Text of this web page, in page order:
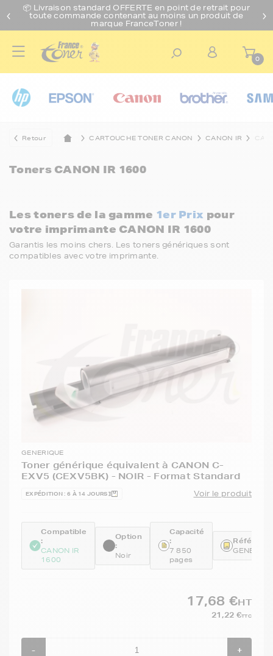
📦 Livraison standard OFFERTE en point de retrait pour
toute commande contenant au moins un produit de
marque FranceToner !
0
Retour CARTOUCHE TONER CANON CANON IR
Toners CANON IR 1600
Les toners de la gamme 1er Prix pour
votre imprimante CANON IR 1600
Garantis les moins chers. Les toners génériques sont
compatibles avec votre imprimante.
GENERIQUE
Toner générique équivalent à CANON C-
EXV5 (CEXV5BK) - NOIR - Format Standard
EXPÉDITION : 6 À 14 JOURS Voir le produit
Compatible
:
CANON IR
1600
Option
:
Noir
Capacité
:
7 850
pages
17,68 €HT
21,22 €TTC
- +